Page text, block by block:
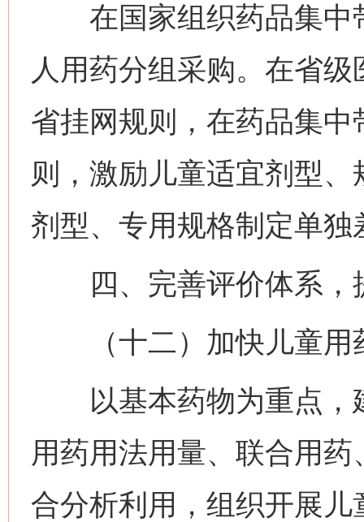
在国家组织药品集中
人用药分组采购。在省
省挂网规则，在药品集
则，激励儿童适宜剂型
剂型、专用规格制定单独
四、完善评价体系，
（十二）加快儿童用
以基本药物为重点，
用药用法用量、联合用
合分析利用，组织开展